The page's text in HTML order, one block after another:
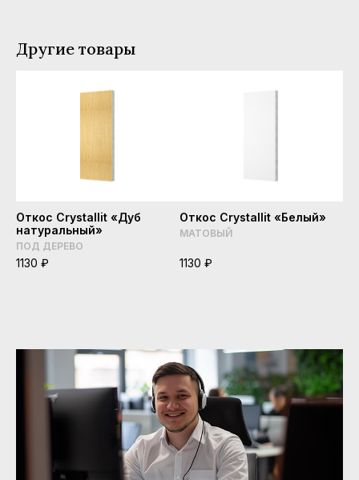
Другие товары
Откос Crystallit «Дуб
натуральный»
ПОД ДЕРЕВО
1130 ₽
Откос Crystallit «Белый»
МАТОВЫЙ
1130 ₽